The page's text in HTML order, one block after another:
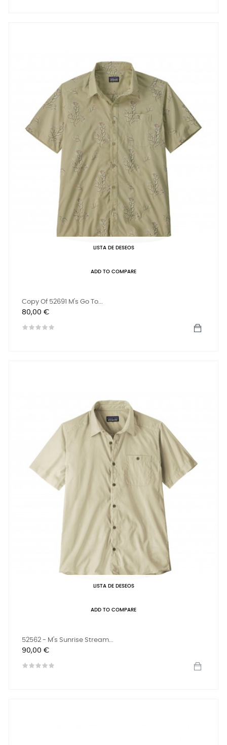
LISTA DE DESEOS
ADD TO COMPARE
Copy Of 52691 M's Go To...
Precio
80,00 €
LISTA DE DESEOS
ADD TO COMPARE
52562 - M's Sunrise Stream...
Precio
90,00 €